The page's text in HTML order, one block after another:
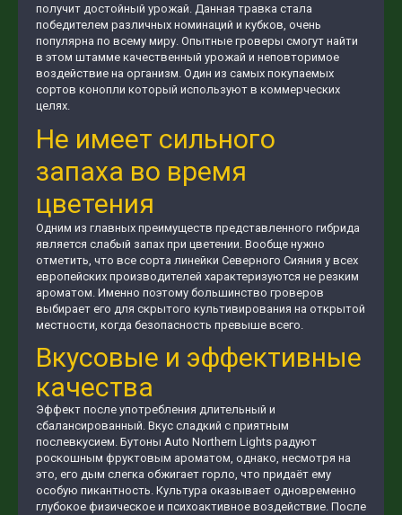
получит достойный урожай. Данная травка стала
победителем различных номинаций и кубков, очень
популярна по всему миру. Опытные гроверы смогут найти
в этом штамме качественный урожай и неповторимое
воздействие на организм. Один из самых покупаемых
сортов конопли который используют в коммерческих
целях.
Не имеет сильного
запаха во время
цветения
Одним из главных преимуществ представленного гибрида
является слабый запах при цветении. Вообще нужно
отметить, что все сорта линейки Северного Сияния у всех
европейских производителей характеризуются не резким
ароматом. Именно поэтому большинство гроверов
выбирает его для скрытого культивирования на открытой
местности, когда безопасность превыше всего.
Вкусовые и эффективные
качества
Эффект после употребления длительный и
сбалансированный. Вкус сладкий с приятным
послевкусием. Бутоны Auto Northern Lights радуют
роскошным фруктовым ароматом, однако, несмотря на
это, его дым слегка обжигает горло, что придаёт ему
особую пикантность. Культура оказывает одновременно
глубокое физическое и психоактивное воздействие. После